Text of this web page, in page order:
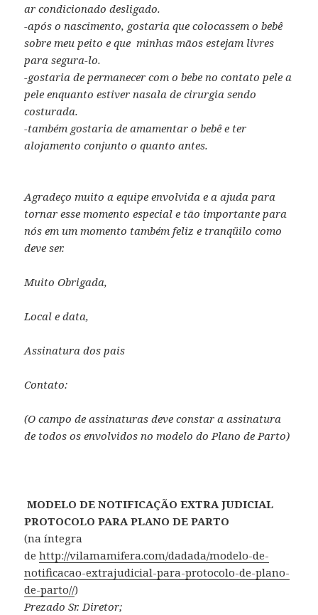
ar condicionado desligado.
-após o nascimento, gostaria que colocassem o bebê
sobre meu peito e que minhas mãos estejam livres
para segura-lo.
-gostaria de permanecer com o bebe no contato pele a
pele enquanto estiver nasala de cirurgia sendo
costurada.
-também gostaria de amamentar o bebê e ter
alojamento conjunto o quanto antes.
Agradeço muito a equipe envolvida e a ajuda para
tornar esse momento especial e tão importante para
nós em um momento também feliz e tranqüilo como
deve ser.
Muito Obrigada,
Local e data,
Assinatura dos pais
Contato:
(O campo de assinaturas deve constar a assinatura
de todos os envolvidos no modelo do Plano de Parto)
MODELO DE NOTIFICAÇÃO EXTRA JUDICIAL
PROTOCOLO PARA PLANO DE PARTO
(na íntegra
dehttp://vilamamifera.com/dadada/modelo-de-
notificacao-extrajudicial-para-protocolo-de-plano-
de-parto//)
Prezado Sr. Diretor;